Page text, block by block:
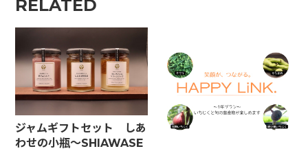
RELATED
ジャムギフトセット しあ
わせの小瓶～SHIAWASE